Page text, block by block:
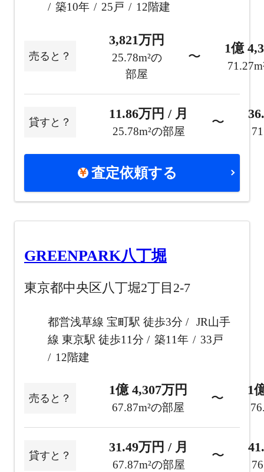
築10年
25戸 12階建
売ると？
3,821万円
25.78m²の
部屋
〜
1億
貸すと？
11.86万円 / 月
25.78m²の部屋
〜
査定依頼する
GREENPARK八丁堀
東京都中央区八丁堀2丁目2-7
都営浅草線 宝町駅 徒歩3分
JR山手
線 東京駅 徒歩11分
築11年
33戸
12階建
売ると？
1億 4,307万円
67.87m²の部屋
〜
1
貸すと？
31.49万円 / 月
67.87m²の部屋
〜